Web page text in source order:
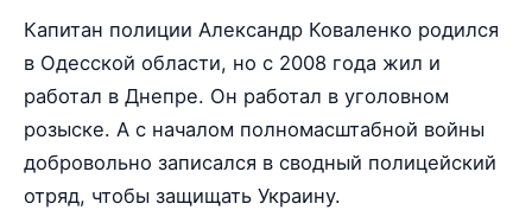
Капитан полиции Александр Коваленко родился
в Одесской области, но с 2008 года жил и
работал в Днепре. Он работал в уголовном
розыске. А с началом полномасштабной войны
добровольно записался в сводный полицейский
отряд, чтобы защищать Украину.